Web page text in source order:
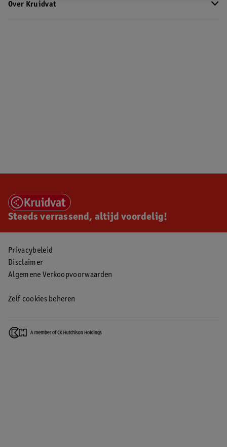
Over Kruidvat
Steeds verrassend, altijd voordelig!
Privacybeleid
Disclaimer
Algemene Verkoopvoorwaarden
Zelf cookies beheren